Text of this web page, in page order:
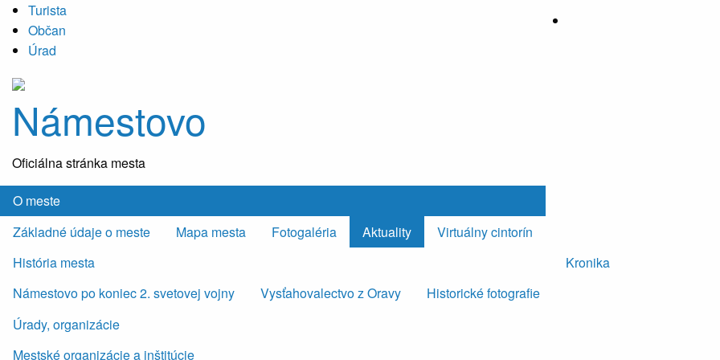
Turista
Občan
Úrad
Námestovo
Oficiálna stránka mesta
O meste
Základné údaje o meste
Mapa mesta Fotogaléria Aktuality
Virtuálny cintorín
História mesta
Námestovo po koniec 2. svetovej vojny
Vysťahovalectvo z Oravy Historické fotografie
Kronika
Úrady, organizácie
Mestské organizácie a inštitúcie